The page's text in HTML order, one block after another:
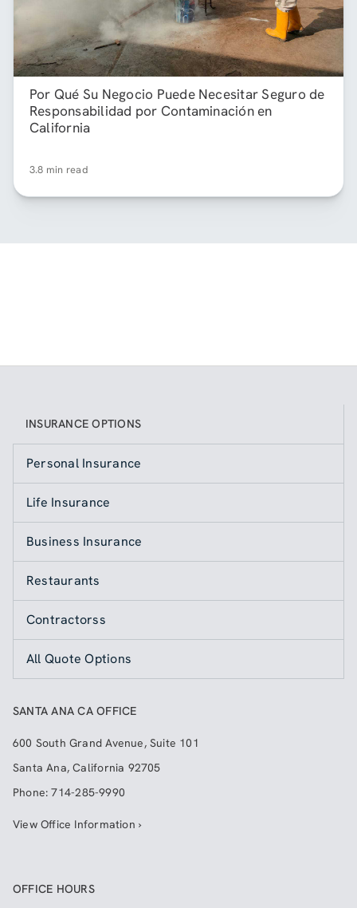
Por Qué Su Negocio Puede Necesitar Seguro de
Responsabilidad por Contaminación en
California
3.8 min read
INSURANCE OPTIONS
Personal Insurance
Life Insurance
Business Insurance
Restaurants
Contractorss
All Quote Options
SANTA ANA CA OFFICE
600 South Grand Avenue, Suite 101
Santa Ana,California 92705
Phone:714-285-9990
View Office Information ›
OFFICE HOURS